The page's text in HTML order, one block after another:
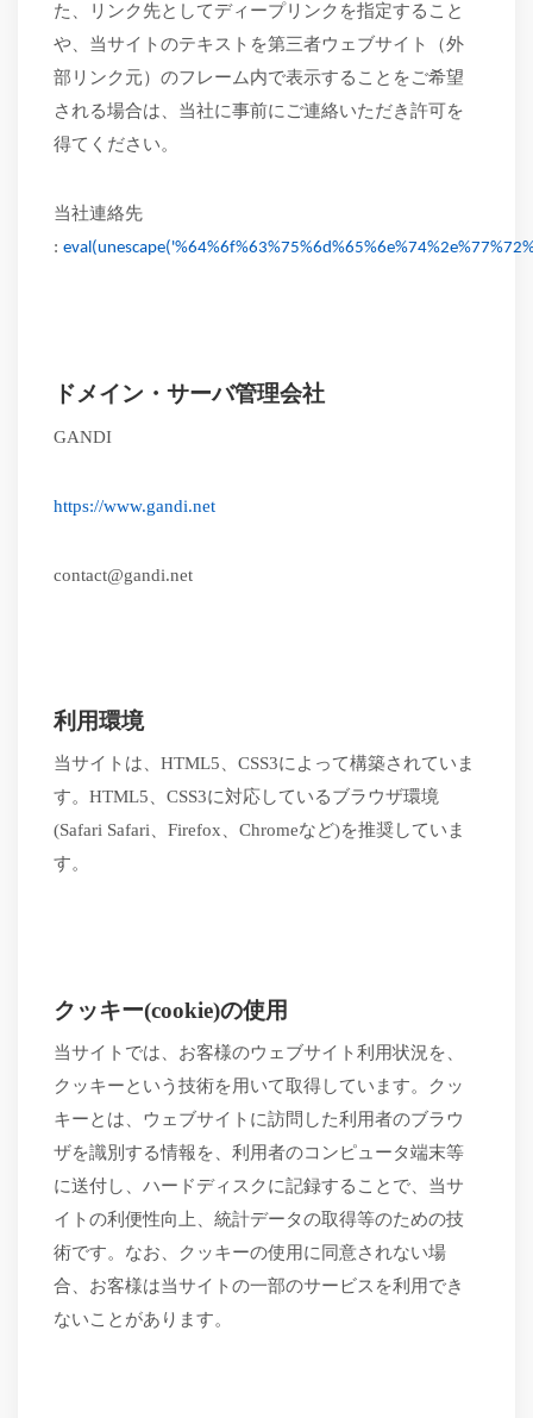
た、リンク先としてディープリンクを指定すること
や、当サイトのテキストを第三者ウェブサイト（外
部リンク元）のフレーム内で表示することをご希望
される場合は、当社に事前にご連絡いただき許可を
得てください。
当社連絡先
:
ドメイン・サーバ管理会社
GANDI
https://www.gandi.net
contact@gandi.net
利用環境
当サイトは、 HTML5、CSS3によって構築されていま
す。HTML5、CSS3に対応しているブラウザ環境
(Safari Safari、Firefox、Chromeなど)を推奨していま
す。
クッキー(cookie)の使用
当サイトでは、お客様のウェブサイト利用状況を、
クッキーという技術を用いて取得しています。クッ
キーとは、ウェブサイトに訪問した利用者のブラウ
ザを識別する情報を、利用者のコンピュータ端末等
に送付し、ハードディスクに記録することで、当サ
イトの利便性向上、統計データの取得等のための技
術です。なお、クッキーの使用に同意されない場
合、お客様は当サイトの一部のサービスを利用でき
ないことがあります。